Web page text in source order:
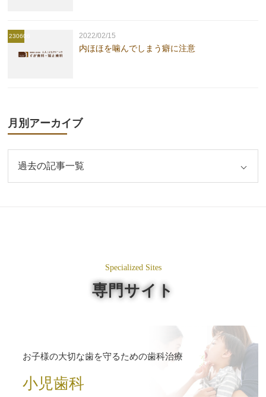
230606 2022/02/15
内ほほを噛んでしまう癖に注意
月別アーカイブ
Specialized Sites
専門サイト
お子様の大切な歯を守るための歯科治療
小児歯科